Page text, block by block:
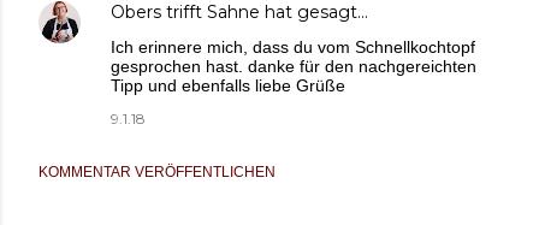
Obers trifft Sahne hat gesagt…
Ich erinnere mich, dass du vom Schnellkochtopf
gesprochen hast. danke für den nachgereichten
Tipp und ebenfalls liebe Grüße
9.1.18
KOMMENTAR VERÖFFENTLICHEN